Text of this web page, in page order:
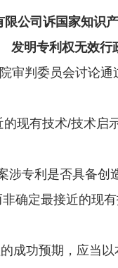
限公司诉国家知识
发明专利权无效行
审判委员会讨论通
现有技术/技术启
专利是否具备创
确定最接近的现
功预期，应当以